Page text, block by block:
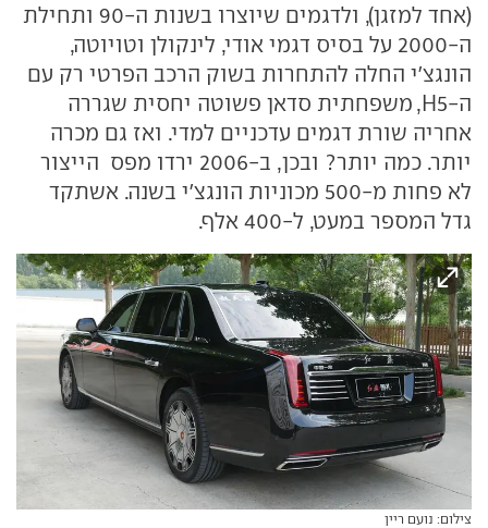
(אחד למזגן), ולדגמים שיוצרו בשנות ה-90 ותחילת
ה-2000 על בסיס דגמי אודי, לינקולן וטויוטה,
הונגצ'י החלה להתחרות בשוק הרכב הפרטי רק עם
ה-H5, משפחתית סדאן פשוטה יחסית שגררה
אחריה שורת דגמים עדכניים למדי. ואז גם מכרה
יותר. כמה יותר? ובכן, ב-2006 ירדו מפס הייצור
לא פחות מ-500 מכוניות הונגצ'י בשנה. אשתקד
גדל המספר במעט, ל-400 אלף.
צילום: נועם ריין